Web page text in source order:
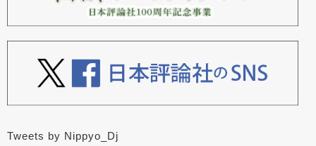
Tweets by Nippyo_Dj